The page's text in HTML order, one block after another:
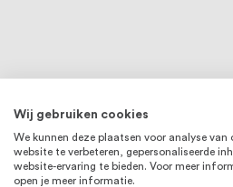
Wij gebruiken cookies
We kunnen deze plaatsen voor analyse van
website te verbeteren, gepersonaliseerde
website-ervaring te bieden. Voor meer
open je meer informatie.